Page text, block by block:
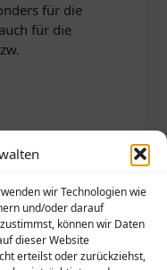
wir Technologien wie
und/oder darauf
können wir Daten
dieser Website
erteilst oder zurückziehst,
für die
für die